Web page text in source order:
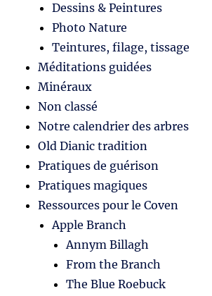
Dessins & Peintures
Photo Nature
Teintures, filage, tissage
Méditations guidées
Minéraux
Non classé
Notre calendrier des arbres
Old Dianic tradition
Pratiques de guérison
Pratiques magiques
Ressources pour le Coven
Apple Branch
Annym Billagh
From the Branch
The Blue Roebuck